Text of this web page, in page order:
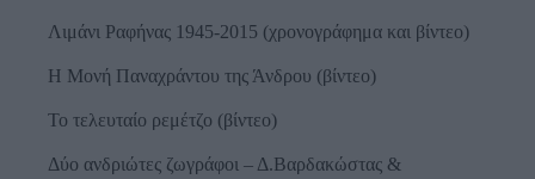
Λιμάνι Ραφήνας 1945-2015 (χρονογράφημα και βίντεο)
Η Μονή Παναχράντου της Άνδρου (βίντεο)
Το τελευταίο ρεμέτζο (βίντεο)
Δύο ανδριώτες ζωγράφοι – Δ.Βαρδακώστας &